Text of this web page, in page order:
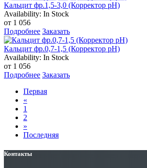
Кальцит фр.1,5-3,0 (Корректор рН)
Availability: In Stock
от 1 056
Подробнее Заказать
Кальцит фр.0,7-1,5 (Корректор рН)
Availability: In Stock
от 1 056
Подробнее Заказать
Первая
«
1
2
»
Последняя
Контакты